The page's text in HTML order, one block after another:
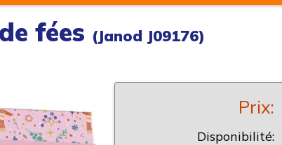
fées (Janod J09176)
Prix:
Disponibilité: